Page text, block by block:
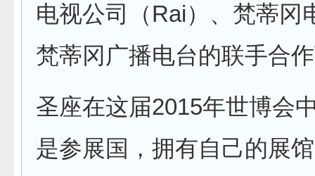
电视公司（Rai）、梵蒂冈
梵蒂冈广播电台的联手合
圣座在这届2015年世博会
是参展国，拥有自己的展